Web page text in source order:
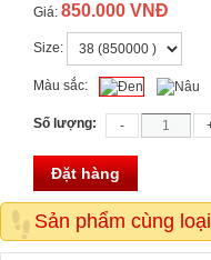
Giá: 850.000 VNĐ
Size:
Màu sắc:
Số lượng:
Đặt hàng
Sản phẩm cùng loại